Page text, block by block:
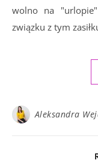
wolno na
związku z tym
Aleksandra